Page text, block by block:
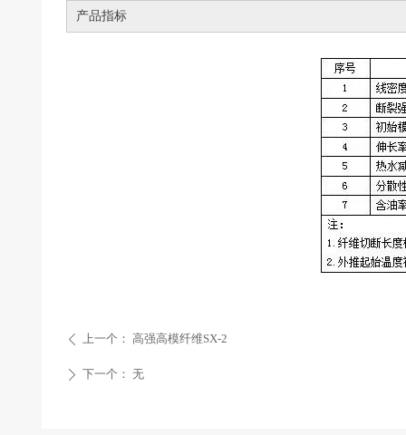
产品指标
ꄴ 上一个： 高强高模纤维SX-2
ꄲ 下一个： 无